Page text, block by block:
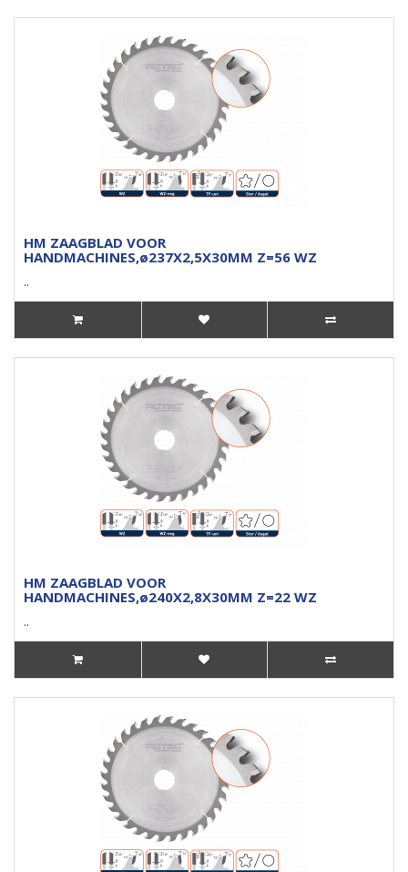
HM ZAAGBLAD VOOR
HANDMACHINES,ø237X2,5X30MM Z=56 WZ
..
HM ZAAGBLAD VOOR
HANDMACHINES,ø240X2,8X30MM Z=22 WZ
..